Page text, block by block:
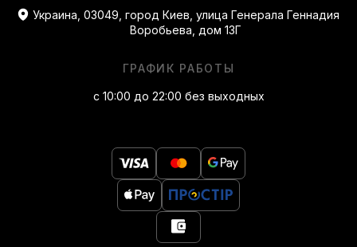
Украина, 03049, город Киев, улица Генерала Геннадия
Воробьева, дом 13Г
ГРАФИК РАБОТЫ
с 10:00 до 22:00 без выходных